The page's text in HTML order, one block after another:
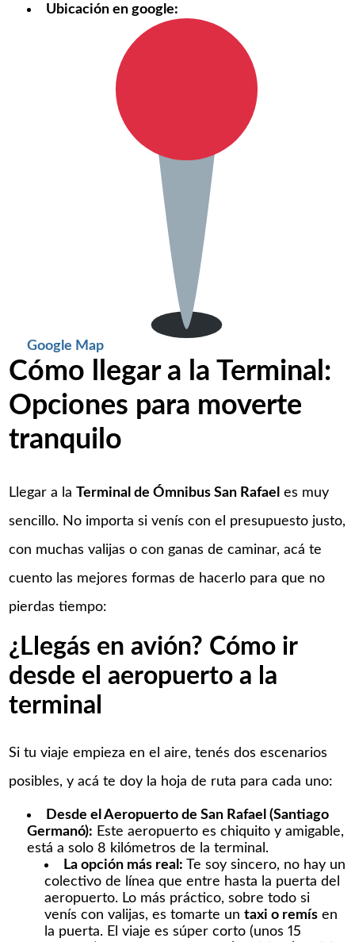
Ubicación en google:
Google Map
Cómo llegar a la Terminal:
Opciones para moverte
tranquilo
Llegar a laTerminal de Ómnibus San Rafael es muy
sencillo. No importa si venís con el presupuesto justo,
con muchas valijas o con ganas de caminar, acá te
cuento las mejores formas de hacerlo para que no
pierdas tiempo:
¿Llegás en avión? Cómo ir
desde el aeropuerto a la
terminal
Si tu viaje empieza en el aire, tenés dos escenarios
posibles, y acá te doy la hoja de ruta para cada uno:
Desde el Aeropuerto de San Rafael (Santiago
Germanó): Este aeropuerto es chiquito y amigable,
está a solo 8 kilómetros de la terminal.
La opción más real: Te soy sincero, no hay un
colectivo de línea que entre hasta la puerta del
aeropuerto. Lo más práctico, sobre todo si
venís con valijas, es tomarte untaxi o remís en
la puerta. El viaje es súper corto (unos 15